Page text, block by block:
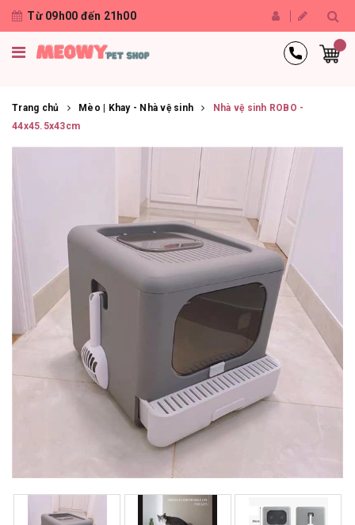
Từ 09h00 đến 21h00
Trang chủ Mèo | Khay - Nhà vệ sinh
Nhà vệ sinh ROBO -
44x45.5x43cm